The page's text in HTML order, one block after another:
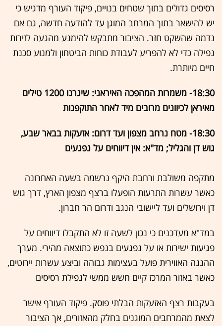
רסיסים גדולים בתוך שטחים בנויים, פיקוד העורף מדגיש כי
יש להישאר בתוך המרחב המוגן עד להודעה חדשה, גם אם
נדמה שהשקט חזר. הציבור מתבקש להימנע מהגעה לזירות
נפילה כדי לא להפריע לעבודת כוחות הביטחון ולמנוע סכנת
חיים מיותרת.
18:30- משמרות המהפכה האיראני: שיגרנו 1200 טילים
מאיראן לכיוונים מרובים מיד לאחר התוקפנות
18:30- מטח נרחב מצפון ועד דרום: אזעקות בבאר שבע,
גוש דן והגליל; מד"א: אין דיווחים על נפגעים
מתקפה משולבת ורחבת היקף נרשמה בשעה האחרונה
כאשר עשרות התרעות הופעלו ברצף מצפון הארץ, דרך גוש
דן וירושלים ועד ליישובי הנגב ודרום הר חברון.
במד"א מעדכנים כי נכון לשעה זו לא התקבלו דיווחים על
פגיעות ישירות או על נפגעים בנפש כתוצאה מהירי. מערך
ההגנה האווירית פועל בעצימות גבוהה וביצע עשרות יירוטים,
כאשר באזור המרכז קיים חשש ממשי לנפילת רסיסים
בעקבות רצף האזעקות הבלתי פוסק. פיקוד העורף אישר
לצאת מהמרחבים המוגנים בחלק מהאזורים, אך הציבור